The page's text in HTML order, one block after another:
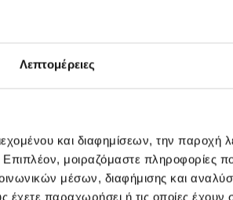
Λεπτομέρειες
και διαφημίσεων, την παροχή
μοιραζόμαστε πληροφορίες
μέσων, διαφήμισης και
παραχωρήσει ή τις οποίες έχουν
Requilibre
250ml
€23.50.είναι:
€18.80.
ΚΑΛΆΘΙ
Potentialiste 90ml
€52.00.
ΠΕΡΙΣΣΌΤΕΡΑ